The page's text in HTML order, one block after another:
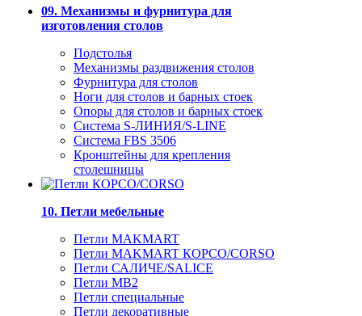
09. Механизмы и фурнитура для
изготовления столов
Подстолья
Механизмы раздвижения столов
Фурнитура для столов
Ноги для столов и барных стоек
Опоры для столов и барных стоек
Система S-ЛИНИЯ/S-LINE
Система FBS 3506
Кронштейны для крепления
столешницы
10. Петли мебельные
Петли MAKMART
Петли MAKMART КОРСО/CORSO
Петли САЛИЧЕ/SALICE
Петли MB2
Петли специальные
Петли декоративные